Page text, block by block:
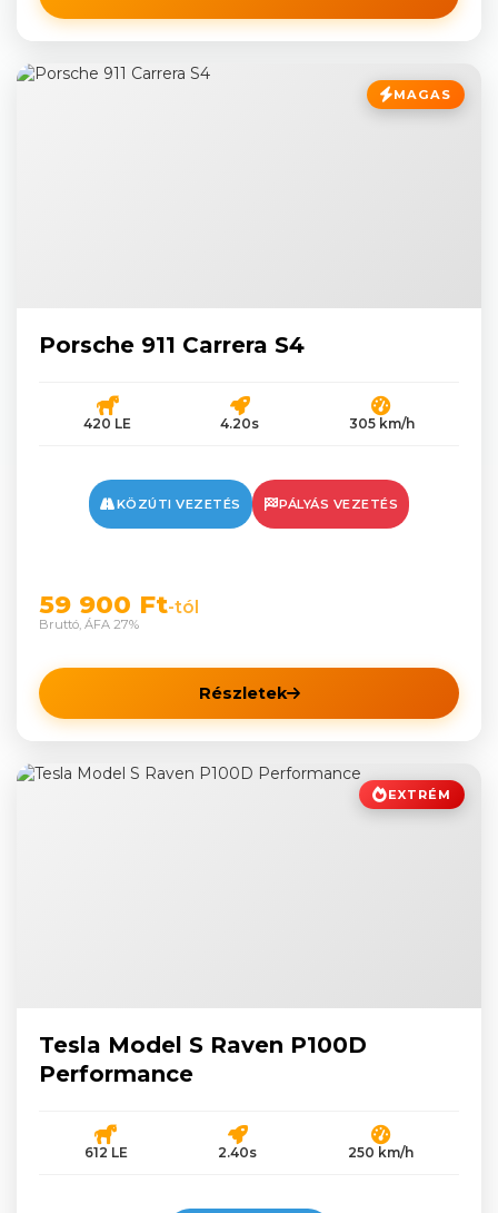
MAGAS
Porsche 911 Carrera S4
420 LE 4.20s 305 km/h
KÖZÚTI VEZETÉS PÁLYÁS VEZETÉS
59 900 Ft-tól
Bruttó, ÁFA 27%
Részletek
EXTRÉM
Tesla Model S Raven P100D
Performance
612 LE 2.40s 250 km/h